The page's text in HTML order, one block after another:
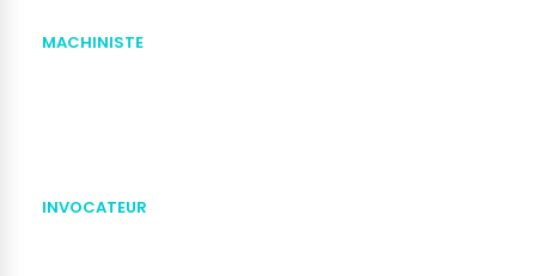
MACHINISTE
INVOCATEUR